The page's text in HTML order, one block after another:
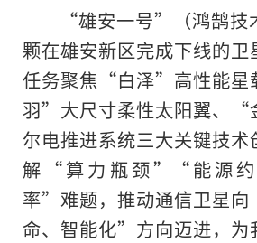
“雄安一号”（鸿鹄技
颗在雄安新区完成下线的卫
任务聚焦“白泽”高性能星
羽”大尺寸柔性太阳翼、“
尔电推进系统三大关键技术
解“算力瓶颈”“能源
率”难题，推动通信卫星
命、智能化”方向迈进，为